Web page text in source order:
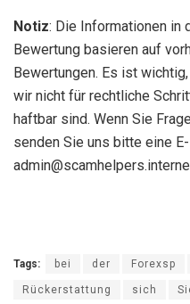
Notiz: Die Informationen in
Bewertung basieren auf
Bewertungen. Es ist
wir nicht für rechtliche
haftbar sind. Wenn Sie
senden Sie uns bitte eine
Tags: bei der Forexsp
Rückerstattung sich